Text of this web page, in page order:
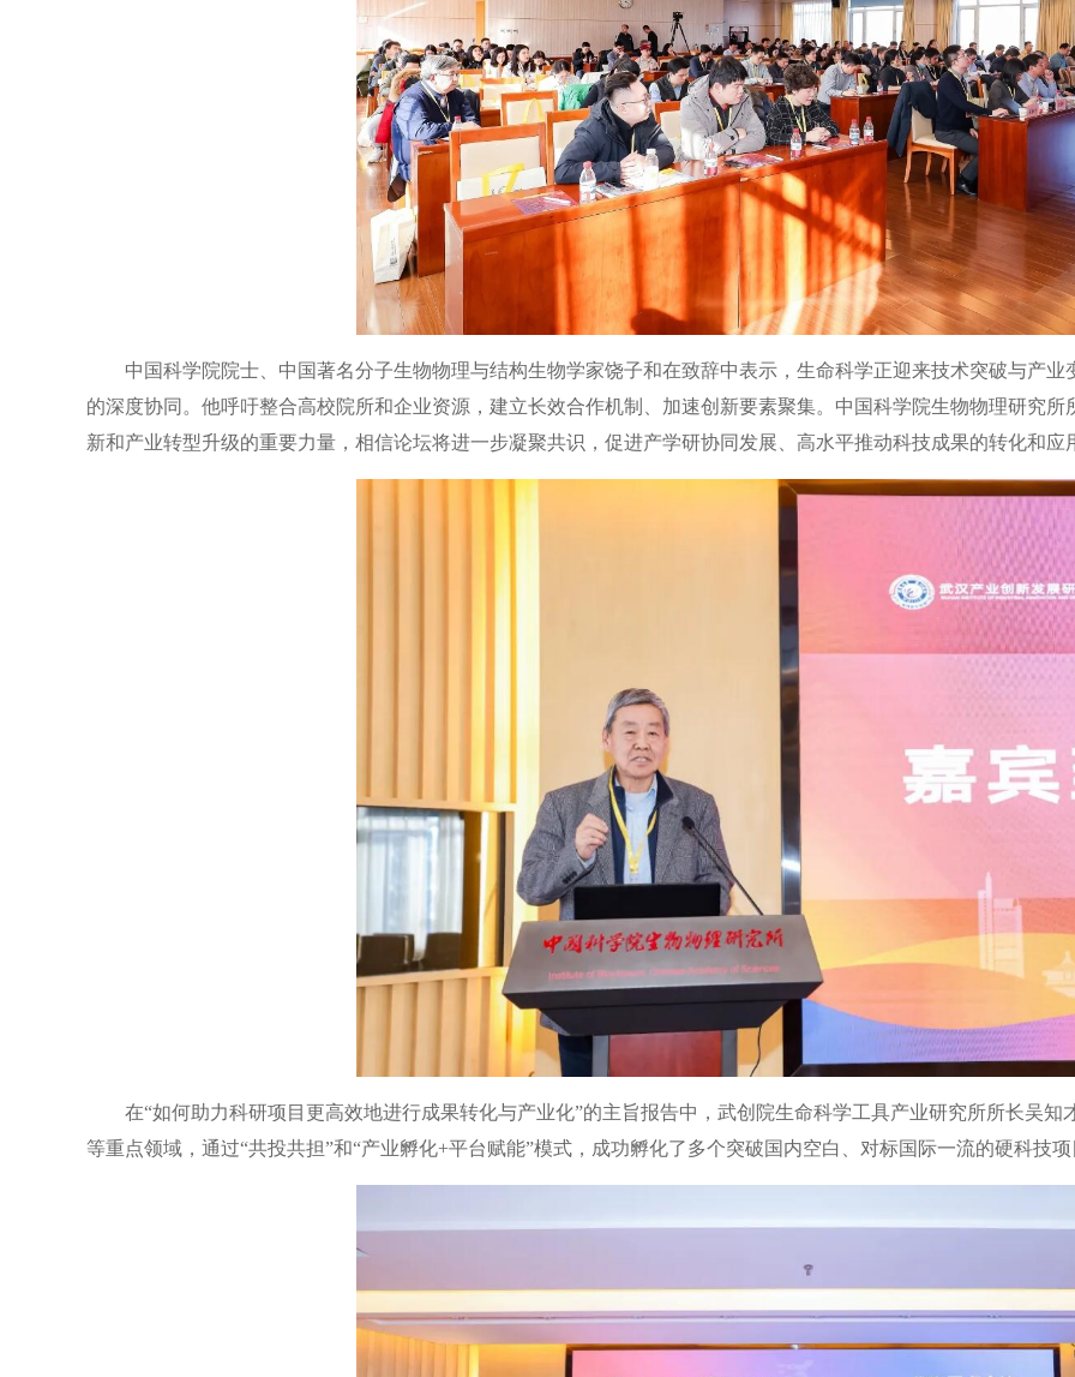
中国科学院院士、中国著名分子生物物理与结构生物学家饶子和在致辞中表示，生命科学正迎来技术突破与产
的深度协同。他呼吁整合高校院所和企业资源，建立长效合作机制、加速创新要素聚集。中国科学院生物物理研究
新和产业转型升级的重要力量，相信论坛将进一步凝聚共识，促进产学研协同发展、高水平推动科技成果的转化和应
在“如何助力科研项目更高效地进行成果转化与产业化”的主旨报告中，武创院生命科学工具产业研究所所长吴
等重点领域，通过“共投共担”和“产业孵化+平台赋能”模式，成功孵化了多个突破国内空白、对标国际一流的硬科技